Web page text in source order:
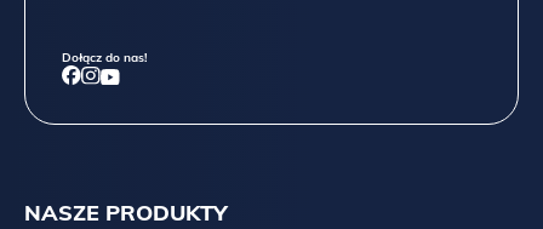
NASZE PRODUKTY
Dołącz do nas!